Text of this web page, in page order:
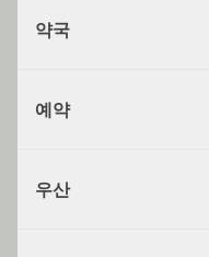
약국
예약
우산